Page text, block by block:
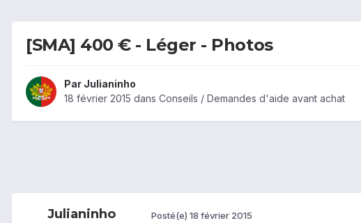
[SMA] 400 € - Léger - Photos
Par Julianinho
18 février 2015 dans Conseils / Demandes d'aide avant achat
Julianinho Posté(e) 18 février 2015